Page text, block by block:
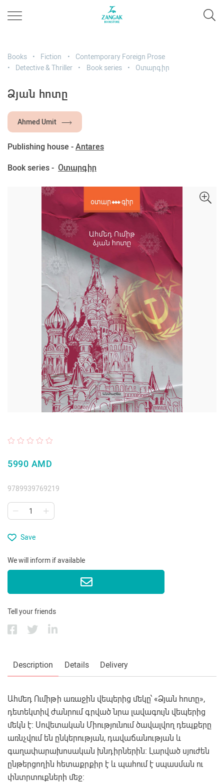
Books Fiction
Contemporary Foreign Prose
Detective & Thriller
Book series Օտարգիր
Ձյան հոտը
Ahmed Umit
Publishing house - Antares
Book series - Օտարգիր
5990 AMD
9789939769219
Save
We will inform if available
Tell your friends
Description Details Delivery
Ահմեդ Ումիթի առաջին վեպերից մեկը՝ «Ձյան հոտը»,
դետեկտիվ ժանրում գրված նրա լավագույն վեպերից
մեկն է։ Սովետական Միությունում ծավալվող դեպքերը
առնչվում են ընկերության, դավաճանության և
գաղափարախոսական խնդիրներին: Լարված սյուժեն
ընթերցողին հետաքրքիր է և պահում է սպասման ու
փնտրտուքների մեջ: